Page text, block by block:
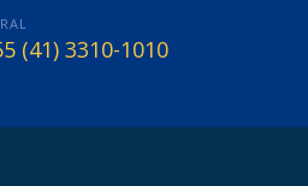
(41) 3310-1010